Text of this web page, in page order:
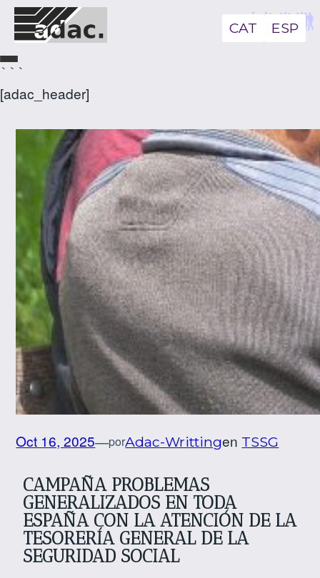
CAT ESP
```
[adac_header]
Oct 16, 2025—porAdac-Writtingen TSSG
CAMPAÑA PROBLEMAS
GENERALIZADOS EN TODA
ESPAÑA CON LA ATENCIÓN DE LA
TESORERÍA GENERAL DE LA
SEGURIDAD SOCIAL